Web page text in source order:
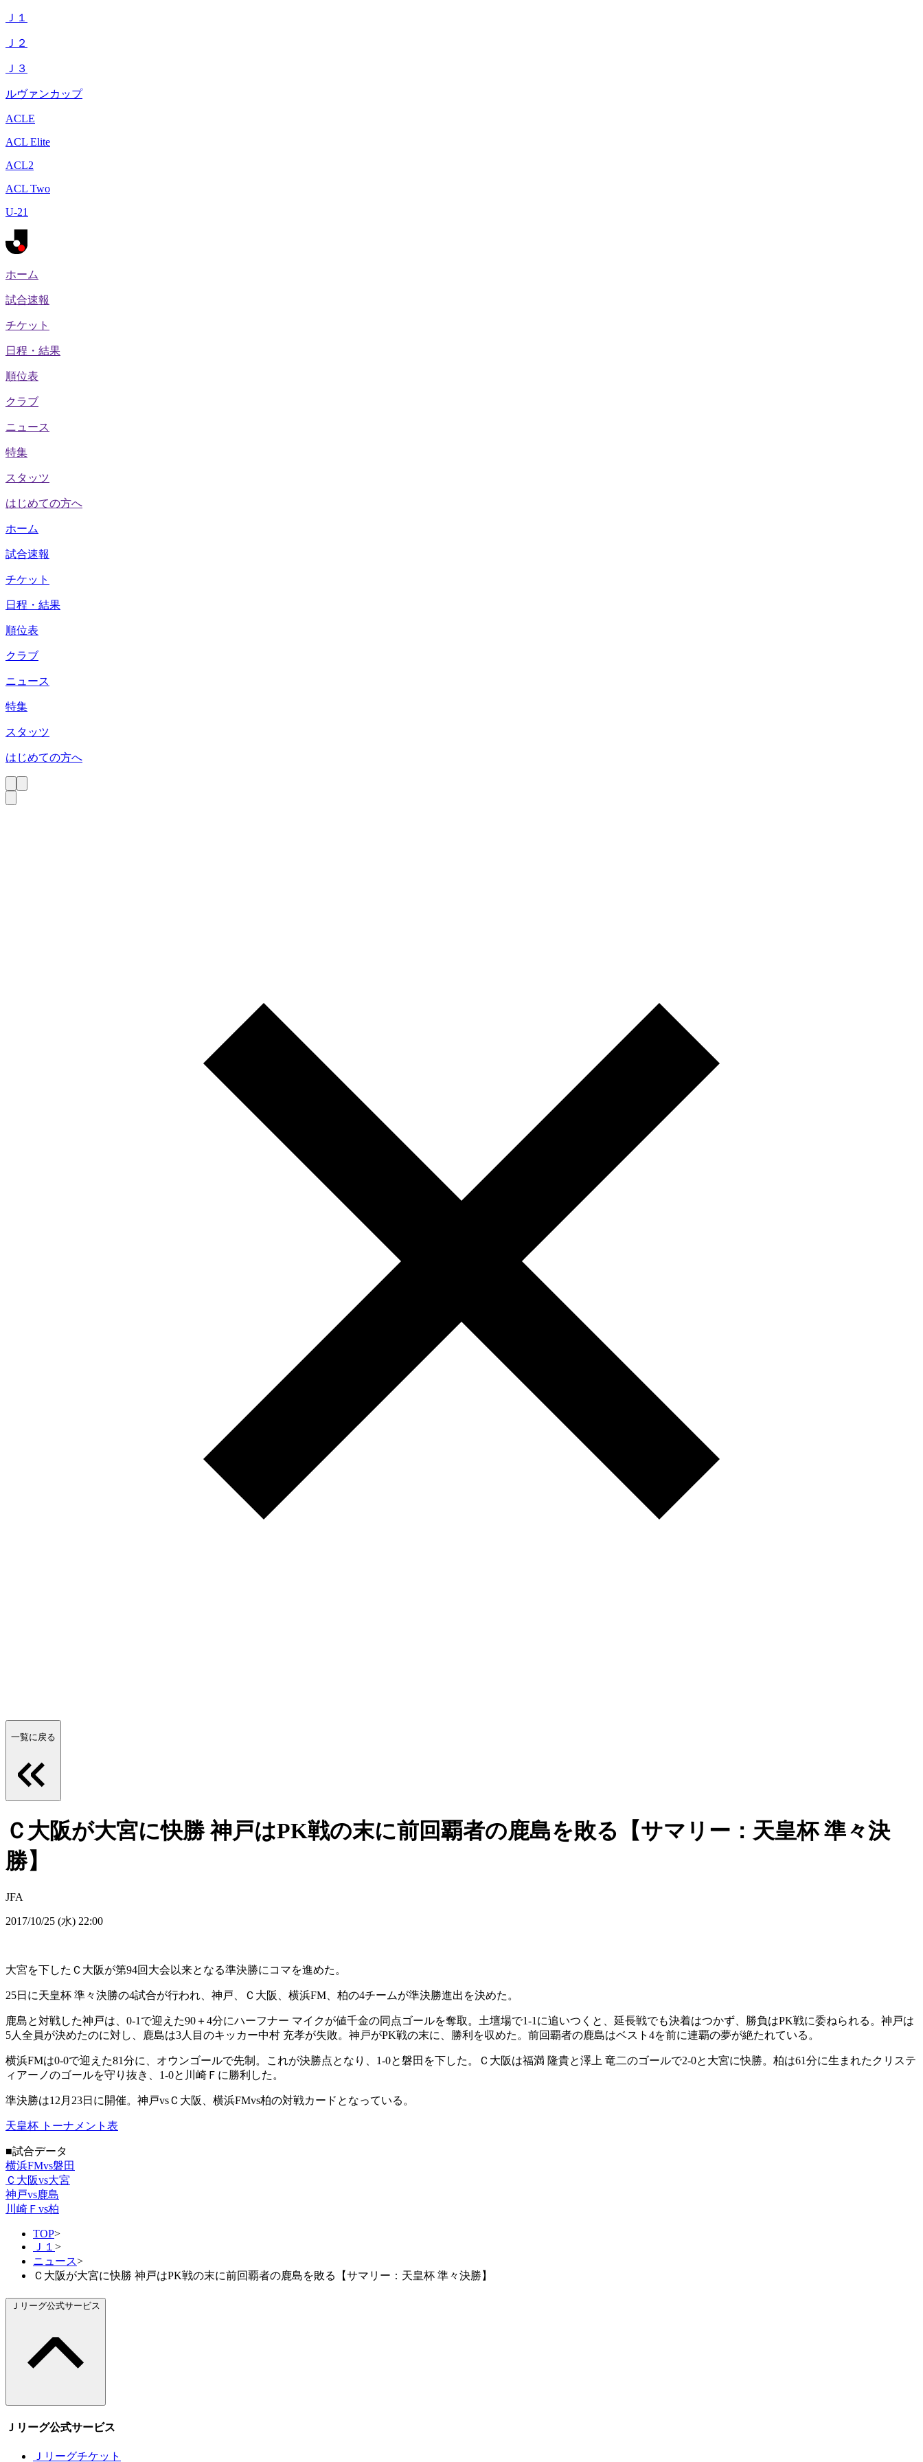
Ｊ１
Ｊ２
Ｊ３
ルヴァンカップ
ACLE
ACL Elite
ACL2
ACL Two
U-21
ホーム
試合速報
チケット
日程・結果
順位表
クラブ
ニュース
特集
スタッツ
はじめての方へ
ホーム
試合速報
チケット
日程・結果
順位表
クラブ
ニュース
特集
スタッツ
はじめての方へ
一覧に戻る
Ｃ大阪が大宮に快勝 神戸はPK戦の末に前回覇者の鹿島を敗る【サマリー：天皇杯 準々決
勝】
JFA
2017/10/25 (水) 22:00
大宮を下したＣ大阪が第94回大会以来となる準決勝にコマを進めた。
25日に天皇杯 準々決勝の4試合が行われ、神戸、Ｃ大阪、横浜FM、柏の4チームが準決勝進出を決めた。
鹿島と対戦した神戸は、0-1で迎えた90＋4分にハーフナー マイクが値千金の同点ゴールを奪取。土壇場で1-1に追いつくと、延長戦でも決着はつかず、勝負はPK戦に委ねられる。神戸は
5人全員が決めたのに対し、鹿島は3人目のキッカー中村 充孝が失敗。神戸がPK戦の末に、勝利を収めた。前回覇者の鹿島はベスト4を前に連覇の夢が絶たれている。
横浜FMは0-0で迎えた81分に、オウンゴールで先制。これが決勝点となり、1-0と磐田を下した。Ｃ大阪は福満 隆貴と澤上 竜二のゴールで2-0と大宮に快勝。柏は61分に生まれたクリステ
ィアーノのゴールを守り抜き、1-0と川崎Ｆに勝利した。
準決勝は12月23日に開催。神戸vsＣ大阪、横浜FMvs柏の対戦カードとなっている。
天皇杯 トーナメント表
■試合データ
横浜FMvs磐田
Ｃ大阪vs大宮
神戸vs鹿島
川崎Ｆvs柏
TOP>
Ｊ１ >
ニュース>
Ｃ大阪が大宮に快勝 神戸はPK戦の末に前回覇者の鹿島を敗る【サマリー：天皇杯 準々決勝】
Ｊリーグ公式サービス
Ｊリーグ公式サービス
Ｊリーグチケット